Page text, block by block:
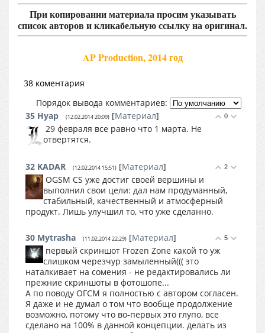
При копировании материала просим указывать
список авторов и кликабельную ссылку на оригинал.
AP Production, 2014 год
38 коментария
Порядок вывода комментариев:
0
35 Нуар (12.02.2014 20:09) [Материал]
29 февраля все равно что 1 марта. Не
отвертятся.
2
32 KADAR (12.02.2014 15:51) [Материал]
OGSM CS уже достиг своей вершины и
выполнил свои цели: дал нам продуманный,
стабильный, качественный и атмосферный
продукт. Лишь улучшил то, что уже сделанно.
5
30 Mytrasha (11.02.2014 22:29) [Материал]
первый скриншот Frozen Zone какой то уж
слишком черезчур замыленный((( это
наталкивает на сомения - не редактировались ли
прежние скриншоты в фотошопе...
А по поводу ОГСМ я полностью с автором согласен.
Я даже и не думал о том что вообще продолжение
возможно, потому что во-первых это глупо, все
сделано на 100% в данной концепции. делать из